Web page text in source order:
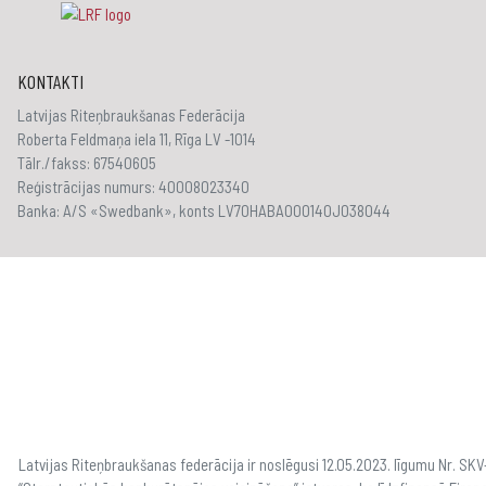
KONTAKTI
Latvijas Riteņbraukšanas Federācija
Roberta Feldmaņa iela 11, Rīga LV -1014
Tālr./fakss: 67540605
Reģistrācijas numurs: 40008023340
Banka: A/S «Swedbank», konts LV70HABA000140J038044
Latvijas Riteņbraukšanas federācija ir noslēgusi 12.05.2023. līgumu Nr.